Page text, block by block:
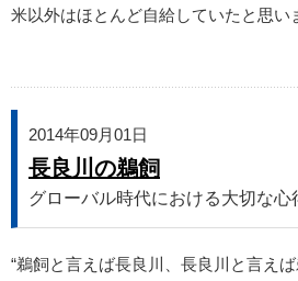
米以外はほとんど自給していたと思い
2014年09月01日
長良川の鵜飼
グローバル時代における大切な心
“鵜飼と言えば長良川、長良川と言えば